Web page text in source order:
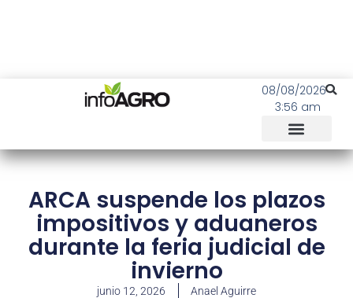
08/08/2026
3:56 am
ARCA suspende los plazos
impositivos y aduaneros
durante la feria judicial de
invierno
junio 12, 2026 Anael Aguirre